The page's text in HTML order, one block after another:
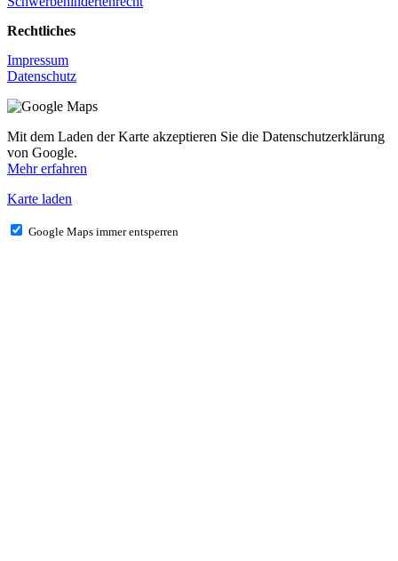
Rechtliches
Impressum
Datenschutz
Mit dem Laden der Karte akzeptieren Sie die Datenschutzerklärung
von Google.
Mehr erfahren
Karte laden
Google Maps immer entsperren